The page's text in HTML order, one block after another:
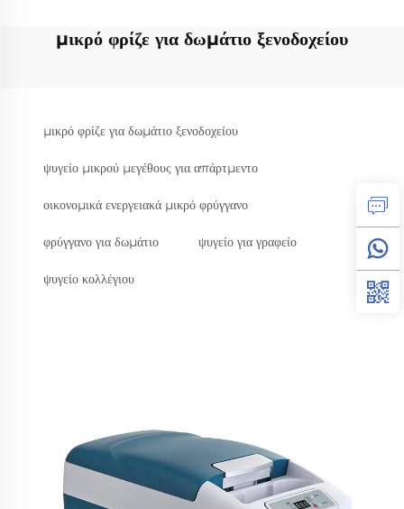
μικρό φρίζε για δωμάτιο ξενοδοχείου
μικρό φρίζε για δωμάτιο ξενοδοχείου
ψυγείο μικρού μεγέθους για απάρτμεντο
οικονομικά ενεργειακά μικρό φρύγγανο
φρύγγανο για δωμάτιο ψυγείο για γραφείο
ψυγείο κολλέγιου